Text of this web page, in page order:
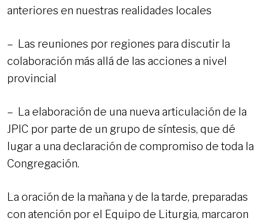
anteriores en nuestras realidades locales
– Las reuniones por regiones para discutir la
colaboración más allá de las acciones a nivel
provincial
– La elaboración de una nueva articulación de la
JPIC por parte de un grupo de síntesis, que dé
lugar a una declaración de compromiso de toda la
Congregación.
La oración de la mañana y de la tarde, preparadas
con atención por el Equipo de Liturgia, marcaron